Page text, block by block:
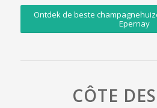
Ontdek de beste
Epernay
CÔTE